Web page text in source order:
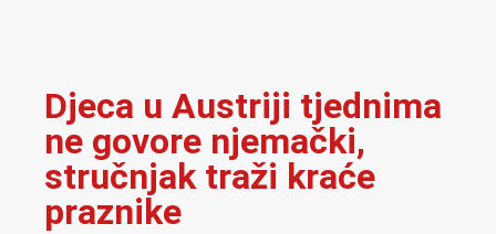
Djeca u Austriji tjednima
ne govore njemački,
stručnjak traži kraće
praznike